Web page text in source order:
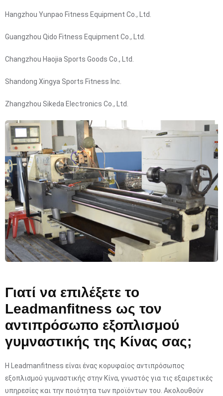
Hangzhou Yunpao Fitness Equipment Co., Ltd.
Guangzhou Qido Fitness Equipment Co., Ltd.
Changzhou Haojia Sports Goods Co., Ltd.
Shandong Xingya Sports Fitness Inc.
Zhangzhou Sikeda Electronics Co., Ltd.
Γιατί να επιλέξετε το
Leadmanfitness ως τον
αντιπρόσωπο εξοπλισμού
γυμναστικής της Κίνας σας;
Η Leadmanfitness είναι ένας κορυφαίος αντιπρόσωπος
εξοπλισμού γυμναστικής στην Κίνα, γνωστός για τις εξαιρετικές
υπηρεσίες και την ποιότητα των προϊόντων του. Ακολουθούν